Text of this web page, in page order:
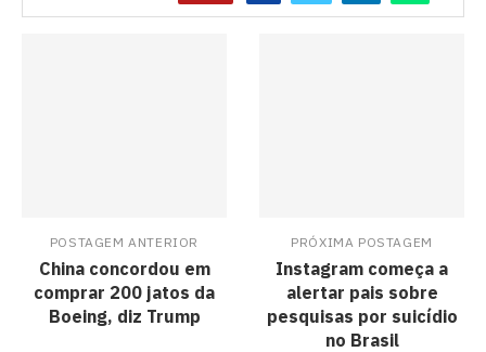
POSTAGEM ANTERIOR
China concordou em
comprar 200 jatos da
Boeing, diz Trump
PRÓXIMA POSTAGEM
Instagram começa a
alertar pais sobre
pesquisas por suicídio
no Brasil